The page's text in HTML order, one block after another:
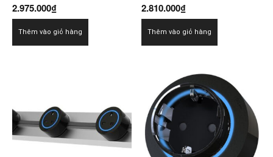
2.975.000₫
Thêm vào giỏ hàng
2.810.000₫
Thêm vào giỏ hàng